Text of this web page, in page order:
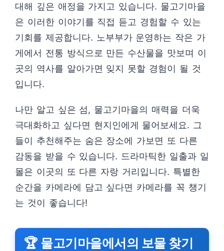
대해 깊은 애정을 가지고 있습니다. 물고기마을
은 이러한 이야기를 직접 듣고 경험할 수 있는
기회를 제공합니다. 노부부가 운영하는 작은 가
게에서 전통 방식으로 만든 수산물을 맛보며 이
곳의 역사를 알아가면 잊지 못할 경험이 될 것
입니다.
나만 알고 싶은 섬, 물고기마을의 매력을 더욱
극대화하고 싶다면 현지인에게 물어보세요. 그
들이 추천해주는 숨은 장소에 가보면 또 다른
감동을 받을 수 있습니다. 드라마틱한 일출과 일
몰은 이곳의 또 다른 자랑 거리입니다. 특별한
순간을 카메라에 담고 싶다면 카메라를 꼭 챙기
는 것이 좋습니다!
🏆 물고기마을에서의 보물 찾기